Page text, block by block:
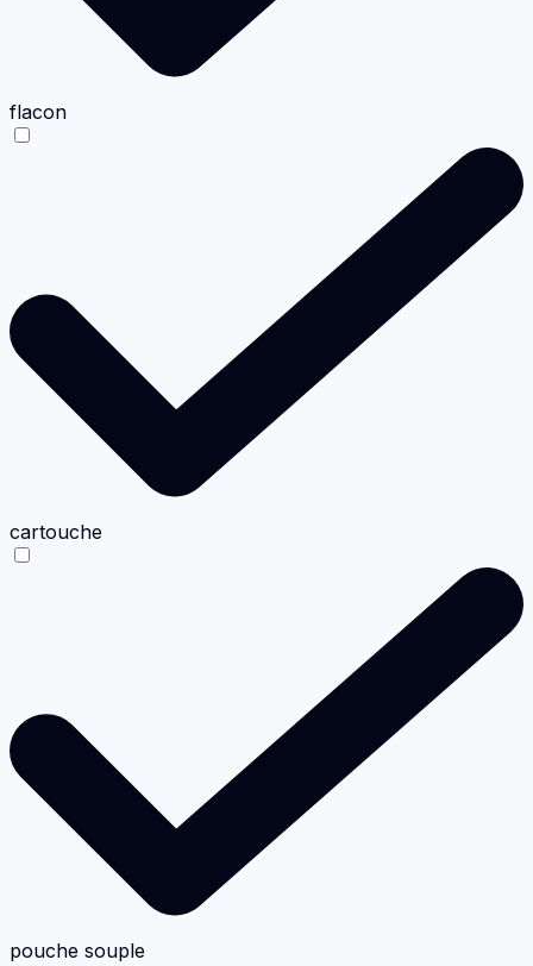
flacon
cartouche
pouche souple